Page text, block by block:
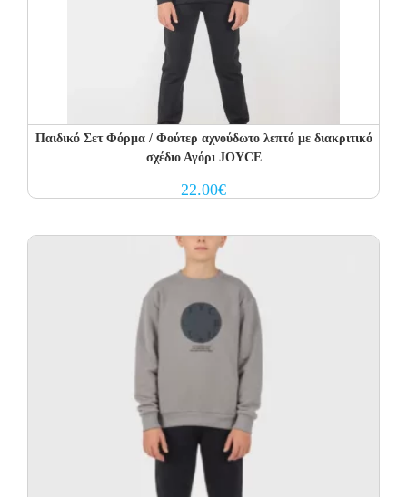
Παιδικό Σετ Φόρμα / Φούτερ αχνούδωτο λεπτό με διακριτικό
σχέδιο Αγόρι JOYCE
22.00€